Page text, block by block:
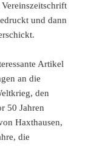
und dann
Artikel
an die
den
50 Jahren
Haxthausen,
die